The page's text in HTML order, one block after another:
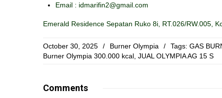
Email : idmarifin2@gmail.com
Emerald Residence Sepatan Ruko 8i, RT.026/RW.005,
October 30, 2025 / Burner Olympia / Tags: GAS
Burner Olympia 300.000 kcal JUAL OLYMPIA AG 15 S
Comments